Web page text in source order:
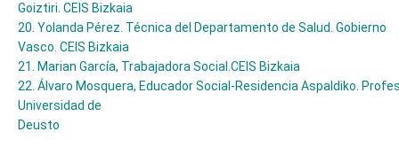
Goiztiri. CEIS Bizkaia
20. Yolanda Pérez. Técnica del Departamento de Salud. Gobierno
Vasco. CEIS Bizkaia
21. Marian García, Trabajadora Social.CEIS Bizkaia
22. Álvaro Mosquera, Educador Social-Residencia Aspaldiko.
Universidad de
Deusto